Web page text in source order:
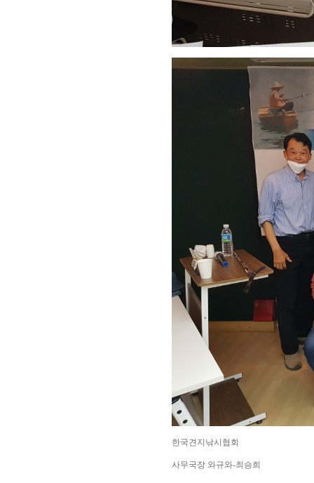
한국견지낚시협회
사무국장 와규와-최승희